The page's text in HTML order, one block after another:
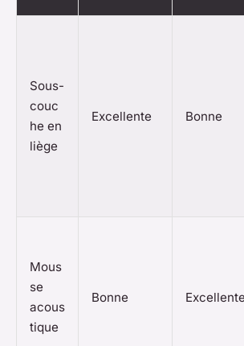
Sous-
couc
he en
liège
Excellente Bonne
Mous
se
acous
tique
Bonne Excellente